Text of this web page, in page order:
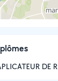
DE